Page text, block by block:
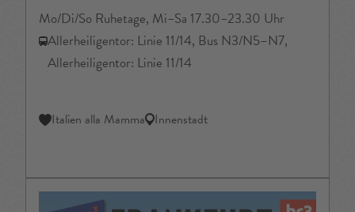
Mo/Di/So Ruhetage, Mi–Sa 17.30–23.30 Uhr
Allerheiligentor: Linie 11/14, Bus N3/N5–N7,
Allerheiligentor: Linie 11/14
Italien alla Mamma Innenstadt